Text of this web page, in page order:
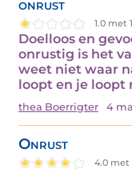
onrust
1.0 met
Doelloos en
onrustig is het
weet niet waar
loopt en je loopt
thea Boerrigter 4
Onrust
4.0 met